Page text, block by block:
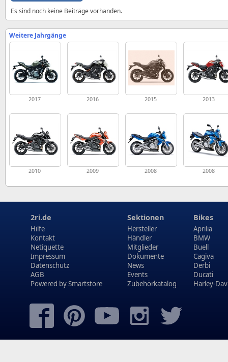
Es sind noch keine Beiträge vorhanden.
Weitere Jahrgänge
2017 2016 2015 2013
2010 2009 2008 2008
2ri.de
Hilfe
Kontakt
Netiquette
Impressum
Datenschutz
AGB
Powered bySmartstore
Sektionen
Hersteller
Händler
Mitglieder
Dokumente
News
Events
Zubehörkatalog
Bikes
Aprilia
BMW
Buell
Cagiva
Derbi
Ducati
Harley-